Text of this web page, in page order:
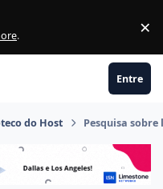
. ×
Entre
do Host Pesquisa